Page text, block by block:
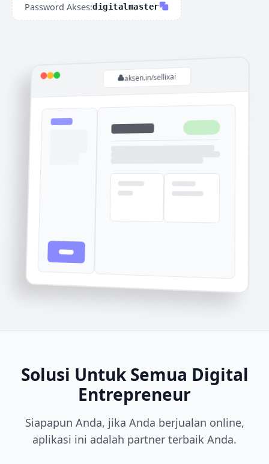
Password Akses:digitalmaster
aksen.in/sellixai
Solusi Untuk Semua Digital
Entrepreneur
Siapapun Anda, jika Anda berjualan online,
aplikasi ini adalah partner terbaik Anda.